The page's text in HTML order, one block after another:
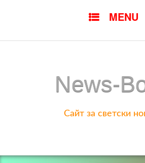
MENU
News-
Сайт за светски